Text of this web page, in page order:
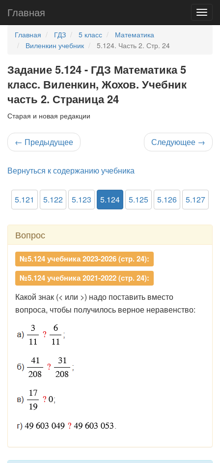
Главная
Главная ГДЗ 5 класс
Математика
Виленкин учебник
5.124. Часть 2. Стр. 24
Задание 5.124 - ГДЗ Математика 5
класс. Виленкин, Жохов. Учебник
часть 2. Страница 24
Старая и новая редакции
← Предыдущее Следующее →
Вернуться к содержанию учебника
5.121 5.122 5.123 5.124 5.125 5.126 5.127
Вопрос
№5.124 учебника 2023-2026 (стр. 24):
№5.124 учебника 2021-2022 (стр. 24):
Какой знак (< или >) надо поставить вместо
вопроса, чтобы получилось верное неравенство: